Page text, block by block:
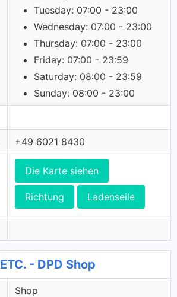
Tuesday: 07:00 - 23:00
Wednesday: 07:00 - 23:00
Thursday: 07:00 - 23:00
Friday: 07:00 - 23:59
Saturday: 08:00 - 23:59
Sunday: 08:00 - 23:00
+49 6021 8430
Die Karte siehen
Richtung Ladenseile
- DPD Shop
Shop